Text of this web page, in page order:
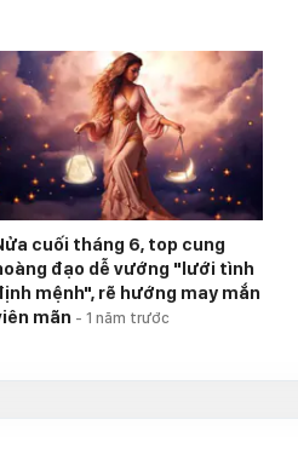
cuối tháng 6, top cung
đạo dễ vướng "lưới tình
mệnh", rẽ hướng may mắn
mãn - 1 năm trước